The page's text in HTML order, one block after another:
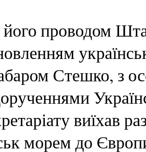
проводом
Стешко, з
виїхав
морем до